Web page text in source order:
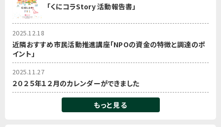
「くにコラStory 活動報告書」
2025.12.18
近隣おすすめ市民活動推進講座「NPOの資金の特徴と調達のポ
イント」
2025.11.27
２０２５年１２月のカレンダーができました
もっと見る